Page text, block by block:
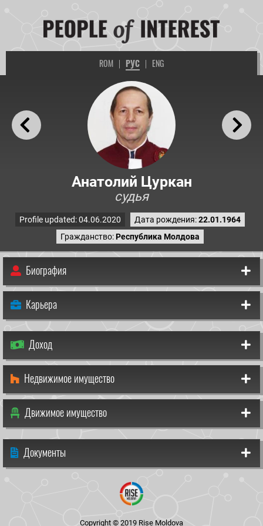
ROM | РУС | ENG
Анатолий Цуркан
судья
Profile updated: 04.06.2020 Дата рождения:22.01.1964
Гражданство:Республика Молдова
Биография
Карьера
Доход
Недвижимое имущество
Движимое имущество
Документы
Copyright © 2019 Rise Moldova